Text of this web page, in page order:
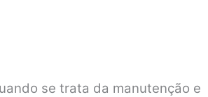
se trata da manutenção e